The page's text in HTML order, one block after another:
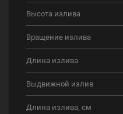
Высота излива
Вращение излива
Длина излива
Выдвижной излив
Длина излива, см